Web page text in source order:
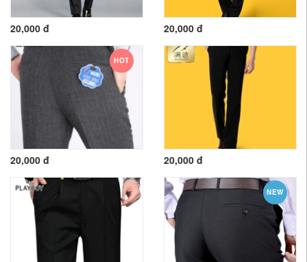
20,000 đ 20,000 đ
HOT
20,000 đ 20,000 đ
NEW